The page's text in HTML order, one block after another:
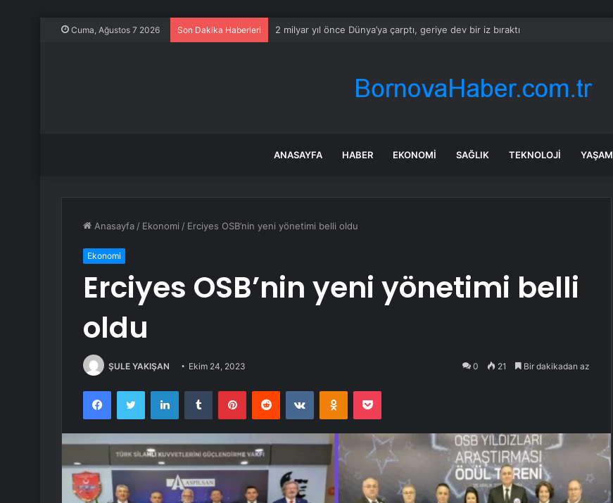
Cuma, Ağustos 7 2026 Son Dakika Haberleri 2 milyar yıl önce Dünya’ya çarptı, geriye dev bir iz bıraktı
ANASAYFA HABER EKONOMI SAĞLIK TEKNOLOJI YAŞAM
Anasayfa / Ekonomi / Erciyes OSB’nin yeni yönetimi belli oldu
Ekonomi
Erciyes OSB’nin yeni yönetimi belli
oldu
ŞULE YAKIŞAN Ekim 24, 2023 0 21 Bir dakikadan az
FacebookTwitter LinkedInTumblr PinterestReddit VKontakteOdnoklassniki
Pocket